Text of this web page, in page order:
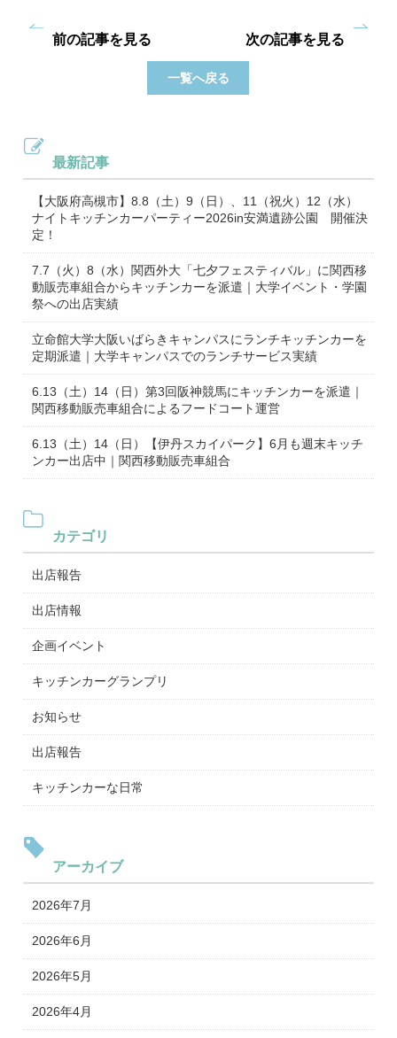
前の記事を見る
一覧へ戻る
次の記事を見る
最新記事
【大阪府高槻市】8.8（土）9（日）、11（祝火）12（水）
ナイトキッチンカーパーティー2026in安満遺跡公園 開催決
定！
7.7（火）8（水）関西外大「七夕フェスティバル」に関西移
動販売車組合からキッチンカーを派遣｜大学イベント・学園
祭への出店実績
立命館大学大阪いばらきキャンパスにランチキッチンカーを
定期派遣｜大学キャンパスでのランチサービス実績
6.13（土）14（日）第3回阪神競馬にキッチンカーを派遣｜
関西移動販売車組合によるフードコート運営
6.13（土）14（日）【伊丹スカイパーク】6月も週末キッチ
ンカー出店中｜関西移動販売車組合
カテゴリ
出店報告
出店情報
企画イベント
キッチンカーグランプリ
お知らせ
出店報告
キッチンカーな日常
アーカイブ
2026年7月
2026年6月
2026年5月
2026年4月